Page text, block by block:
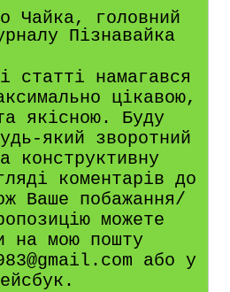
Чайка, головний
Пізнавайка
статті намагався
цікавою,
якісною. Буду
який зворотний
конструктивну
коментарів до
Ваше побажання/
можете
на мою пошту
або у